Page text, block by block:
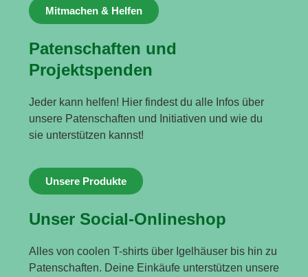
Mitmachen & Helfen
Patenschaften und
Projektspenden
Jeder kann helfen! Hier findest du alle Infos über
unsere Patenschaften und Initiativen und wie du
sie unterstützen kannst!
Unsere Produkte
Unser Social-Onlineshop
Alles von coolen T-shirts über Igelhäuser bis hin zu
Patenschaften. Deine Einkäufe unterstützen unsere